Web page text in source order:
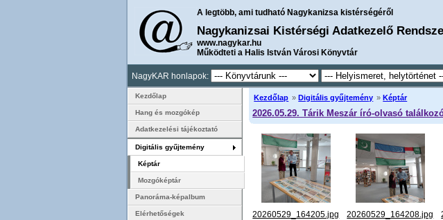
A legtöbb, ami tudható Nagykanizsa kistérségéről
Nagykanizsai Kistérségi Adatkezelő
www.nagykar.hu
Működteti a Halis István Városi Könyvtár
NagyKAR honlapok:
Kezdőlap » Digitális gyűjtemény » Képtár
2026.05.29. Tárik Meszár író-olvasó
20260529_164205.jpg 20260529_164208.jpg
Kezdőlap
Hang és mozgókép
Adatkezelési tájékoztató
Digitális gyűjtemény
Képtár
Mozgóképtár
Panoráma-képalbum
Elérhetőségek